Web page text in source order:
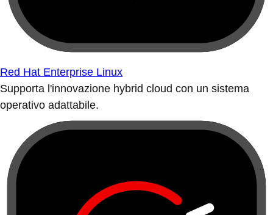
Red Hat Enterprise Linux
Supporta l'innovazione hybrid cloud con un sistema
operativo adattabile.